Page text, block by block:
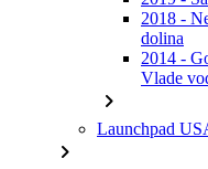
2018 -
dolina
2014 -
Vlade
chevron_right
Launchpad
chevron_right